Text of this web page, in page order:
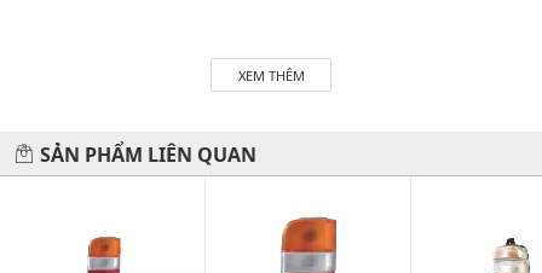
XEM THÊM
SẢN PHẨM LIÊN QUAN